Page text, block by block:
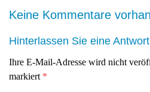
Keine Kommentare
Hinterlassen Sie eine Antwort
Ihre E-Mail-Adresse wird nicht
markiert *